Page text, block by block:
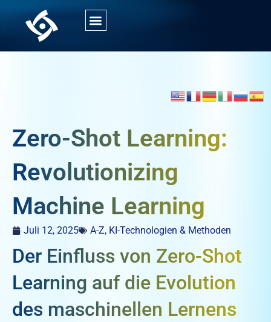
Zero-Shot Learning:
Revolutionizing
Machine Learning
Juli 12, 2025 A-Z, KI-Technologien & Methoden
Der Einfluss von Zero-Shot
Learning auf die Evolution
des maschinellen Lernens